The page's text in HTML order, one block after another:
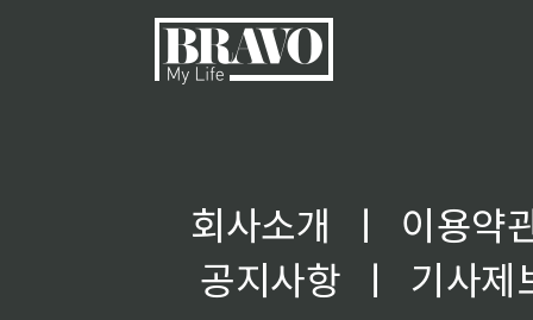
회사소개 ㅣ
이용약
공지사항
ㅣ
기사제